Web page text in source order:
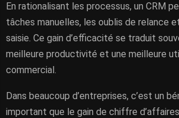
En rationalisant les processus, un CRM
tâches manuelles, les oublis de relance
saisie. Ce gain d’efficacité se traduit
meilleure productivité et une meilleure
commercial.
Dans beaucoup d’entreprises, c’est un
important que le gain de chiffre